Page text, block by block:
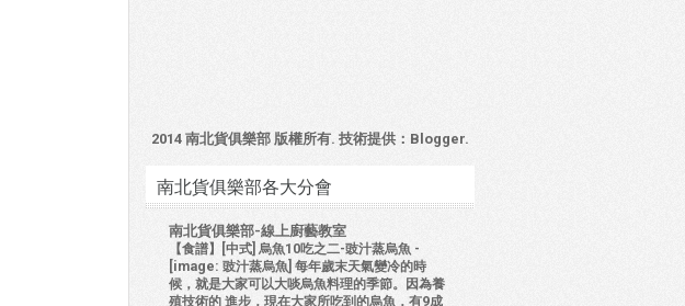
2014 南北貨俱樂部 版權所有. 技術提供： Blogger.
南北貨俱樂部各大分會
南北貨俱樂部-線上廚藝教室
【食譜】[中式] 烏魚10吃之二-豉汁蒸烏魚 -
[image: 豉汁蒸烏魚] 每年歲末天氣變冷的時
候，就是大家可以大啖烏魚料理的季節。因為養
殖技術的 進步，現在大家所吃到的烏魚，有9成